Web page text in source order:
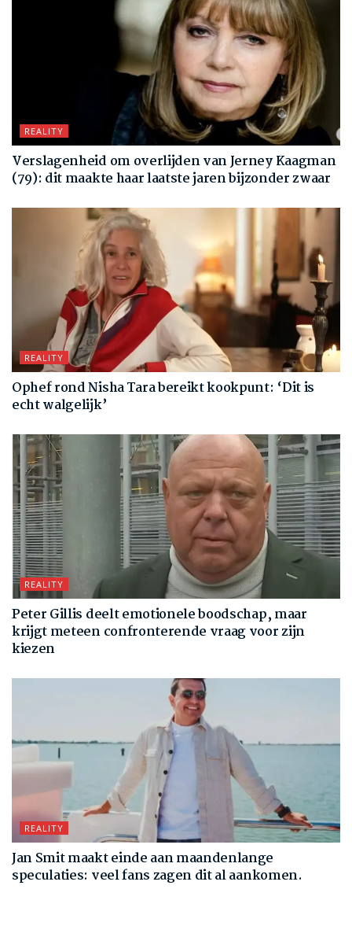
REALITY
Verslagenheid om overlijden van Jerney Kaagman
(79): dit maakte haar laatste jaren bijzonder zwaar
REALITY
Ophef rond Nisha Tara bereikt kookpunt: ‘Dit is
echt walgelijk’
REALITY
Peter Gillis deelt emotionele boodschap, maar
krijgt meteen confronterende vraag voor zijn
kiezen
REALITY
Jan Smit maakt einde aan maandenlange
speculaties: veel fans zagen dit al aankomen.